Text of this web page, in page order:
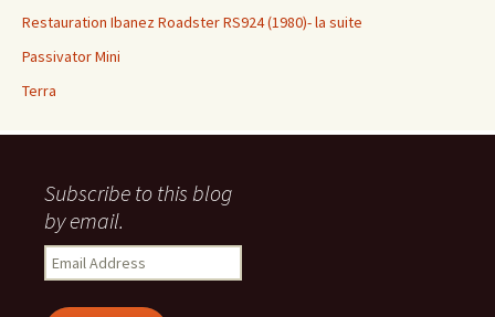
Restauration Ibanez Roadster RS924 (1980)- la suite
Passivator Mini
Terra
Subscribe to this blog
by email.
Email
Address